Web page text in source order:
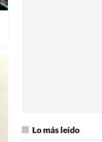
Lo más leído